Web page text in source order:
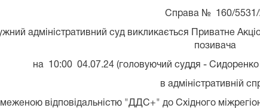
Справа № 160/5531/
адміністративний суд викликається Приватне
позивача
на 10:00 04.07.24 (головуючий суддя -
в адміністративній
відповідальністю "ДДС+" до Східного